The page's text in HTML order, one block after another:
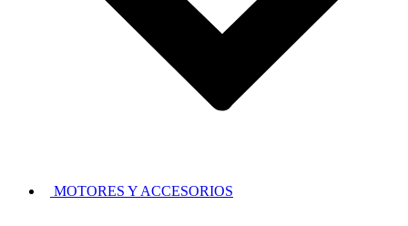
MOTORES Y ACCESORIOS